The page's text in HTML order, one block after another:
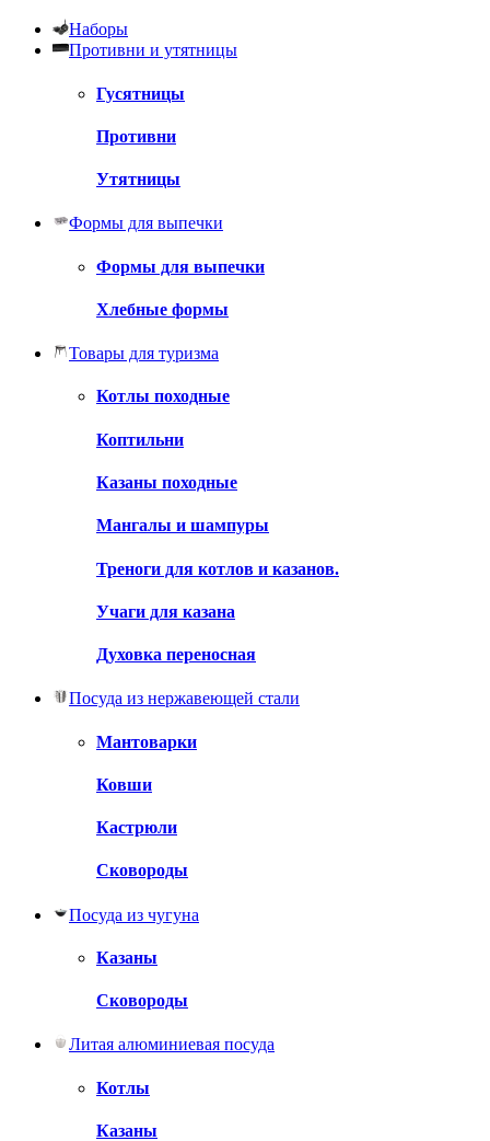
Наборы
Противни и утятницы
Гусятницы
Противни
Утятницы
Формы для выпечки
Формы для выпечки
Хлебные формы
Товары для туризма
Котлы походные
Коптильни
Казаны походные
Мангалы и шампуры
Треноги для котлов и казанов.
Учаги для казана
Духовка переносная
Посуда из нержавеющей стали
Мантоварки
Ковши
Кастрюли
Сковороды
Посуда из чугуна
Казаны
Сковороды
Литая алюминиевая посуда
Котлы
Казаны